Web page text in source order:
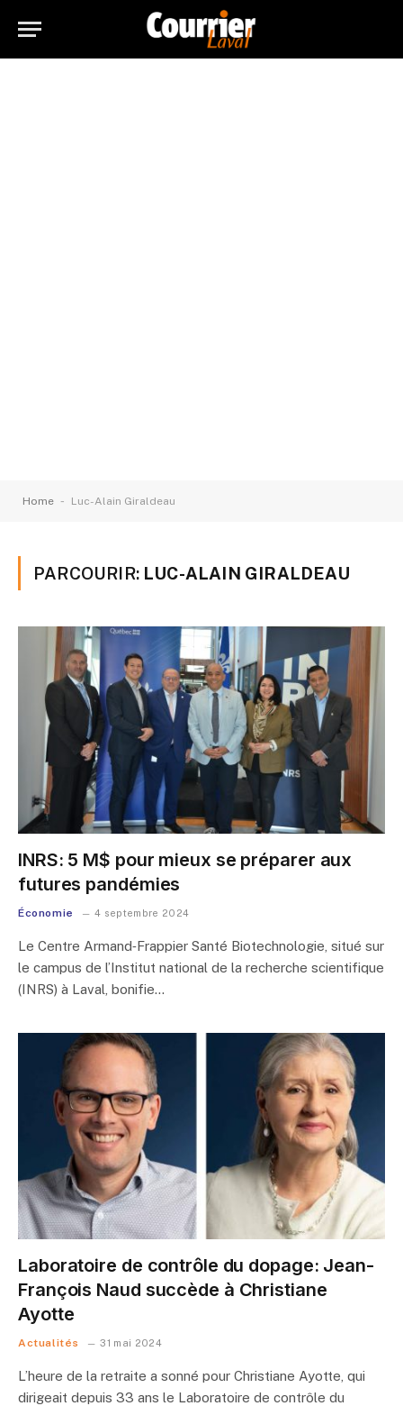
Home - Luc-Alain Giraldeau
PARCOURIR: LUC-ALAIN GIRALDEAU
INRS: 5 M$ pour mieux se préparer aux
futures pandémies
Économie 4 septembre 2024
Le Centre Armand‑Frappier Santé Biotechnologie, situé sur
le campus de l’Institut national de la recherche scientifique
(INRS) à Laval, bonifie…
Laboratoire de contrôle du dopage: Jean-
François Naud succède à Christiane
Ayotte
Actualités 31 mai 2024
L’heure de la retraite a sonné pour Christiane Ayotte, qui
dirigeait depuis 33 ans le Laboratoire de contrôle du